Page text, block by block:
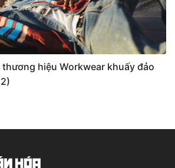
hiệu Workwear khuấy đảo